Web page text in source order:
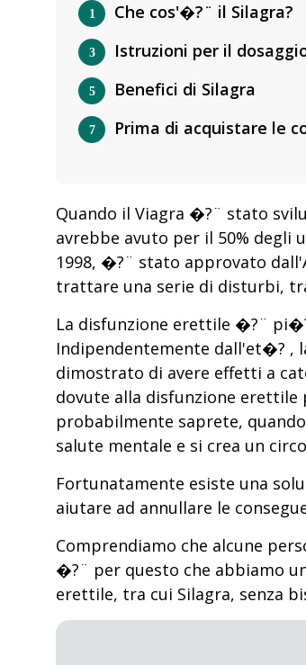
Che cos'�?¨ il Silagra?
Istruzioni per il
Benefici di Silagra
Prima di acquistare le
Quando il Viagra �?¨ stato
avrebbe avuto per il 50% degli
1998, �?¨ stato approvato
trattare una serie di disturbi,
La disfunzione erettile �?¨
Indipendentemente dall'et�? ,
dimostrato di avere effetti a
dovute alla disfunzione erettile
probabilmente saprete,
salute mentale e si crea un
Fortunatamente esiste una
aiutare ad annullare le
Comprendiamo che alcune
�?¨ per questo che abbiamo
erettile, tra cui Silagra, senza